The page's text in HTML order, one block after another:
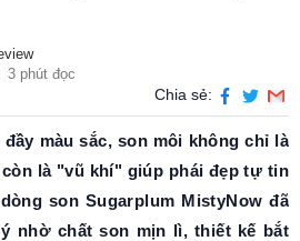
3 phút đọc
Chia sẻ:
màu sắc, son môi không chỉ là
là "vũ khí" giúp phái đẹp tự tin
son Sugarplum MistyNow đã
nhờ chất son mịn lì, thiết kế bắt